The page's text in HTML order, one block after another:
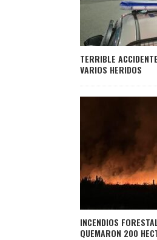
TERRIBLE
VARIOS HERIDOS
INCENDIOS
QUEMARON 200